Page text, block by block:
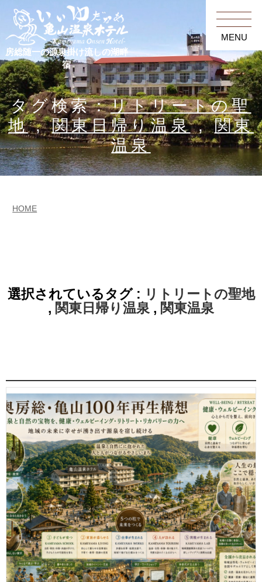
房総随一の源泉掛け流しの湖畔
宿
MENU
タグ検索：リトリートの聖
地,関東日帰り温泉,関東
温泉
HOME
選択されているタグ : リトリートの聖地
, 関東日帰り温泉 , 関東温泉